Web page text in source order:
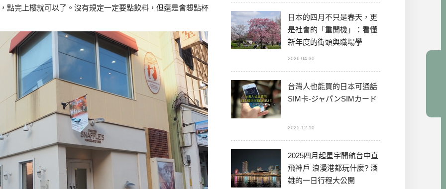
點完上樓就可以了。沒有規定一定要點飲料，但還是會想點杯
日本的四月不只是春天，更
是社會的「重開機」：看懂
新年度的街頭與職場學
2026-04-30
台灣人也能買的日本可通話
SIM卡-ジャパンSIMカード
2025-12-10
2025四月起星宇開航台中直
飛神戶 浪漫港都玩什麼? 酒
雄的一日行程大公開